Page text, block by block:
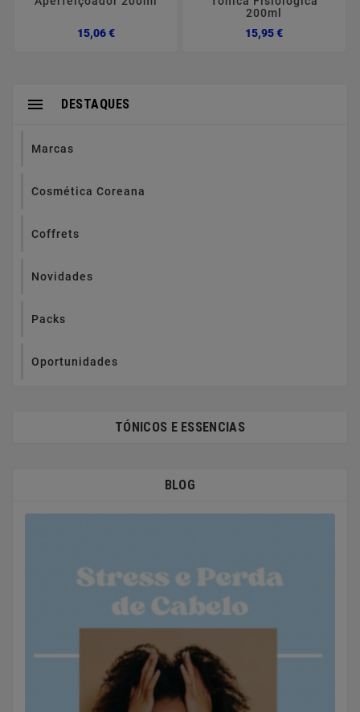
15,06 €Preço
200ml
15,95 €Preço
DESTAQUES

Marcas
Cosmética Coreana
Coffrets
Novidades
Packs
Oportunidades
TÓNICOS E ESSENCIAS
BLOG